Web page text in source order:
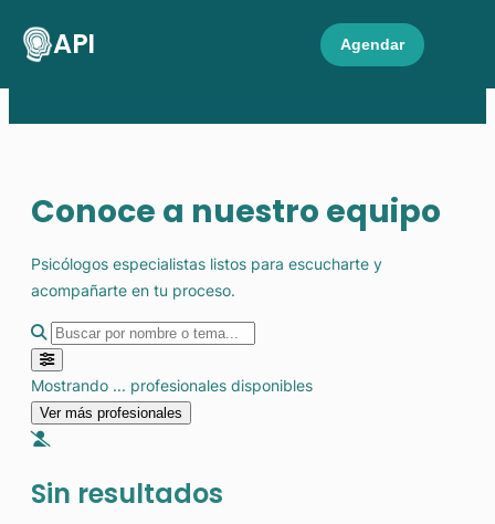
API Agendar
Conoce a nuestro equipo
Psicólogos especialistas listos para escucharte y
acompañarte en tu proceso.
Enfoque Terapéutico
Especialidad Específica
Mostrando ... profesionales disponibles
Ver más profesionales
Sin resultados